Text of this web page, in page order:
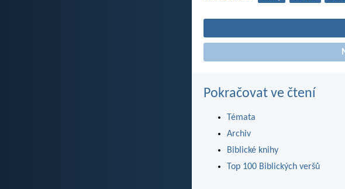
Pokračovat ve čtení
Témata
Archiv
Biblické knihy
Top 100 Biblických veršů